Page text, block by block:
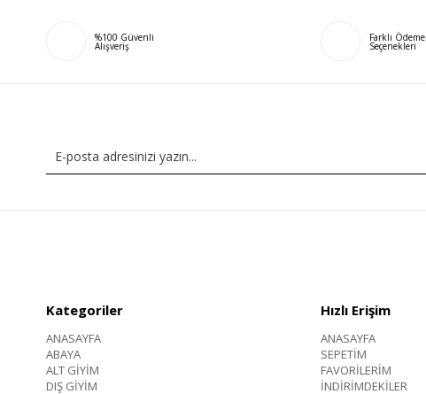
%100 Güvenli
Alışveriş
Farklı Ödeme
Seçenekleri
Kategoriler
ANASAYFA
ABAYA
ALT GİYİM
DIŞ GİYİM
Hızlı Erişim
ANASAYFA
SEPETİM
FAVORİLERİM
İNDİRİMDEKİLER